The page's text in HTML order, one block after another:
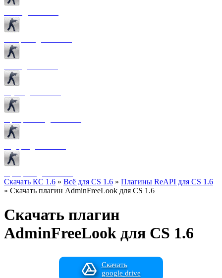
Скачать КС 1.6 » Всё для CS 1.6 » Плагины ReAPI для CS 1.6
» Скачать плагин AdminFreeLook для CS 1.6
Скачать плагин
AdminFreeLook для CS 1.6
Скачать
google drive